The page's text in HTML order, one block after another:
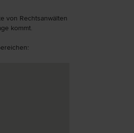
von Rechtsanwälten
kommt.